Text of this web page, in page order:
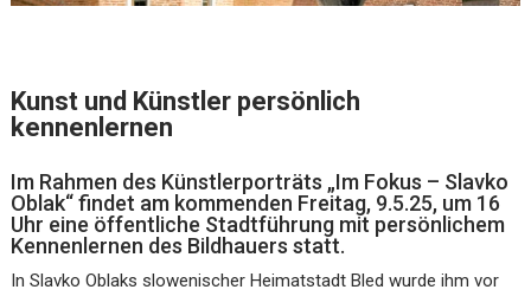
Kunst und Künstler persönlich
kennenlernen
Im Rahmen des Künstlerporträts „Im Fokus – Slavko
Oblak“ findet am kommenden Freitag, 9.5.25, um 16
Uhr eine öffentliche Stadtführung mit persönlichem
Kennenlernen des Bildhauers statt.
In Slavko Oblaks slowenischer Heimatstadt Bled wurde ihm vor